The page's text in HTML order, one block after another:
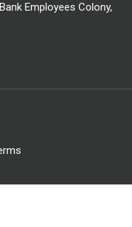
Employees Colony,